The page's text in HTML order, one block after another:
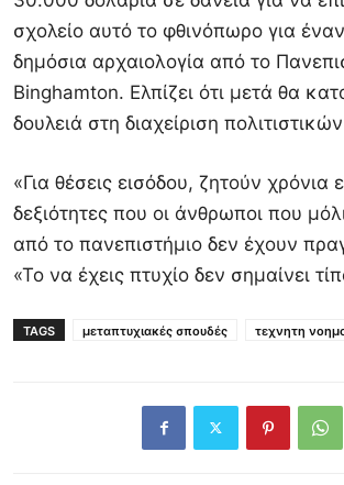
σχολείο αυτό το φθινόπωρο για
δημόσια αρχαιολογία από το
Binghamton. Ελπίζει ότι μετά θα
δουλειά στη διαχείριση
«Για θέσεις εισόδου, ζητούν χρόνια
δεξιότητες που οι άνθρωποι που
από το πανεπιστήμιο δεν έχουν
«Το να έχεις πτυχίο δεν σημαίνει
TAGS μεταπτυχιακές σπουδές τεχνητη